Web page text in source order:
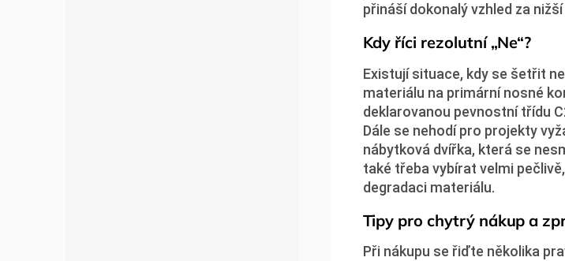
přináší dokonalý vzhled za nižší
Kdy říci rezolutní „Ne“?
Existují situace, kdy se šetřit
materiálu na primární nosné
deklarovanou pevnostní třídu
Dále se nehodí pro projekty
nábytková dvířka, která se
také třeba vybírat velmi
degradaci materiálu.
Tipy pro chytrý nákup a
Při nákupu se řiďte několika